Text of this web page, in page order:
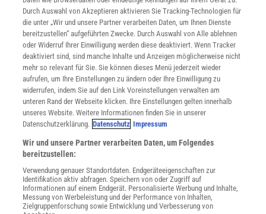
INFO
Mediadaten
Datenschutz
Nutzungsbedingungen
Cookie-Einstellungen
Utiq verwalten
Nutzungsbasierte Onlinewerbung
Alle Artikel
Impressum
Angebote für Schulen
Angebote für Institutionen
Sprachen lernen mit Gymglish
Lexika
Für Spektrum schreiben
Zugänglichkeitserklärung
Durch Auswahl von Akzeptieren aktivieren Sie Tracking-Technologien für
die unter „Wir und unsere Partner verarbeiten Daten, um Ihnen Dienste
bereitzustellen“ aufgeführten Zwecke. Durch Auswahl von Alle ablehnen
oder Widerruf Ihrer Einwilligung werden diese deaktiviert. Wenn Tracker
deaktiviert sind, sind manche Inhalte und Anzeigen möglicherweise nicht
mehr so relevant für Sie. Sie können dieses Menü jederzeit wieder
aufrufen, um Ihre Einstellungen zu ändern oder Ihre Einwilligung zu
widerrufen, indem Sie auf den Link Voreinstellungen verwalten am
unteren Rand der Webseite klicken. Ihre Einstellungen gelten innerhalb
unseres Website. Weitere Informationen finden Sie in unserer
Datenschutzerklärung. Datenschutz Impressum
Wir und unsere Partner verarbeiten Daten, um Folgendes
bereitzustellen:
Verwendung genauer Standortdaten. Endgeräteeigenschaften zur
Identifikation aktiv abfragen. Speichern von oder Zugriff auf
Informationen auf einem Endgerät. Personalisierte Werbung und Inhalte,
Messung von Werbeleistung und der Performance von Inhalten,
Zielgruppenforschung sowie Entwicklung und Verbesserung von